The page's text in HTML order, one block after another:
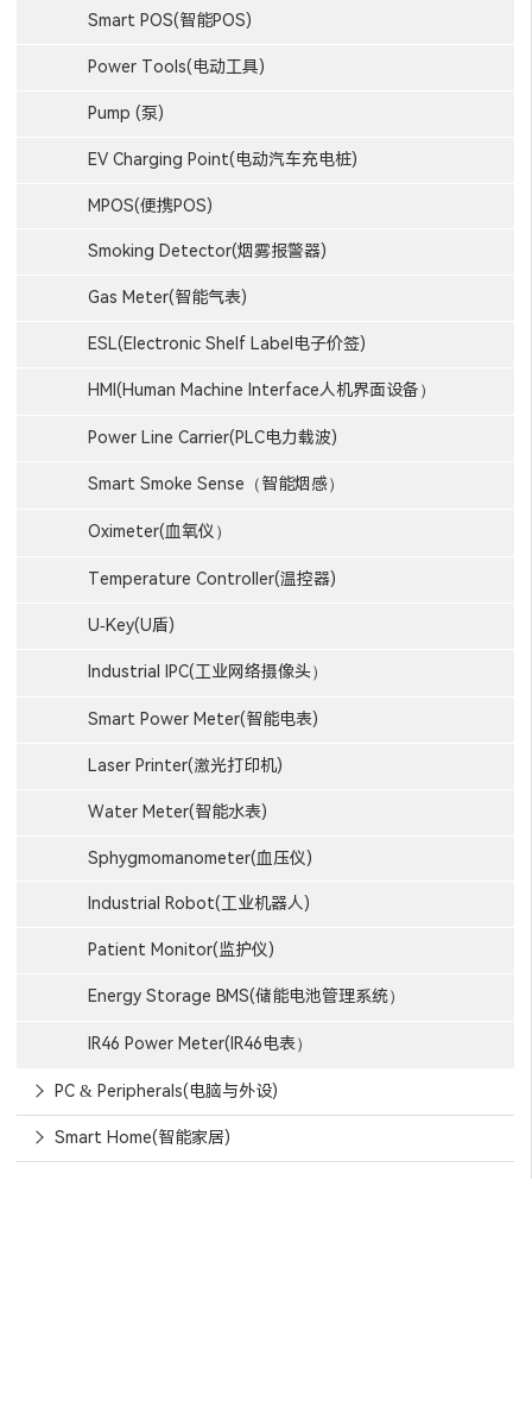
Smart POS(智能POS)
Power Tools(电动工具)
Pump (泵)
EV Charging Point(电动汽车充电桩)
MPOS(便携POS)
Smoking Detector(烟雾报警器)
Gas Meter(智能气表)
ESL(Electronic Shelf Label电子价签)
HMI(Human Machine Interface人机界面设备）
Power Line Carrier(PLC电力载波)
Smart Smoke Sense（智能烟感）
Oximeter(血氧仪）
Temperature Controller(温控器)
U-Key(U盾)
Industrial IPC(工业网络摄像头）
Smart Power Meter(智能电表)
Laser Printer(激光打印机)
Water Meter(智能水表)
Sphygmomanometer(血压仪)
Industrial Robot(工业机器人)
Patient Monitor(监护仪)
Energy Storage BMS(储能电池管理系统）
IR46 Power Meter(IR46电表）
PC & Peripherals(电脑与外设)
Smart Home(智能家居)